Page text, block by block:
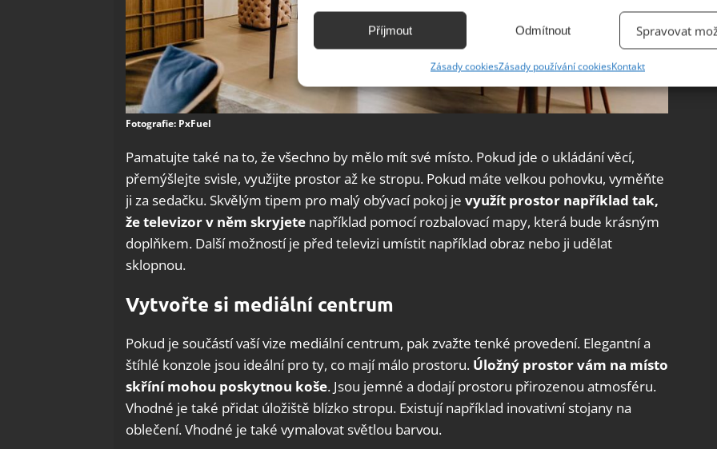
Identifikace zařízení na základě automaticky přenášených informací.
základě aktivně vyžádaných informací.
Zajištění bezpečnosti, předcházení a zjišťování podvodů a
Ukládání a sdělování voleb ochrany osobních údajů.
Příjmout Odmítnout Spravovat
Zásady cookiesZásady používání cookiesKontakt
Fotografie: PxFuel
Pamatujte také na to, že všechno by mělo mít své místo. Pokud jde o ukládání věcí,
přemýšlejte svisle, využijte prostor až ke stropu. Pokud máte velkou pohovku, vyměňte
ji za sedačku. Skvělým tipem pro malý obývací pokoj je využít prostor například tak,
že televizor v něm skryjete například pomocí rozbalovací mapy, která bude krásným
doplňkem. Další možností je před televizi umístit například obraz nebo ji udělat
sklopnou.
Vytvořte si mediální centrum
Pokud je součástí vaší vize mediální centrum, pak zvažte tenké provedení. Elegantní a
štíhlé konzole jsou ideální pro ty, co mají málo prostoru. Úložný prostor vám na místo
skříní mohou poskytnou koše. Jsou jemné a dodají prostoru přirozenou atmosféru.
Vhodné je také přidat úložiště blízko stropu. Existují například inovativní stojany na
oblečení. Vhodné je také vymalovat světlou barvou.